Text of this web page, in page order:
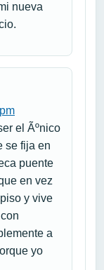
nueva
el Ãºnico
se fija en
puente
en vez
y vive
a
yo